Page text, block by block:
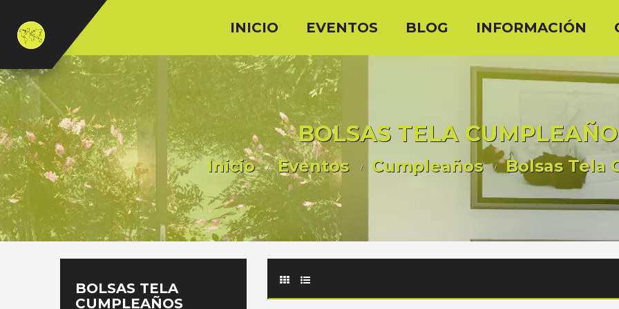
INICIO EVENTOS BLOG INFORMACIÓN
BOLSAS TELA
Inicio Eventos Cumpleaños Bolsas Tela
BOLSAS TELA
CUMPLEAÑOS